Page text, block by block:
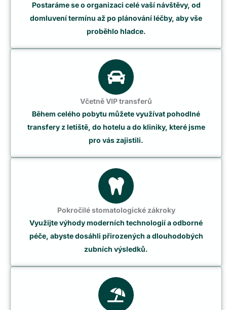
Postaráme se o organizaci celé vaší návštěvy, od
domluvení termínu až po plánování léčby, aby vše
proběhlo hladce.
Včetně VIP transferů
Během celého pobytu můžete využívat pohodlné
transfery z letiště, do hotelu a do kliniky, které jsme
pro vás zajistili.
Pokročilé stomatologické zákroky
Využijte výhody moderních technologií a odborné
péče, abyste dosáhli přirozených a dlouhodobých
zubních výsledků.